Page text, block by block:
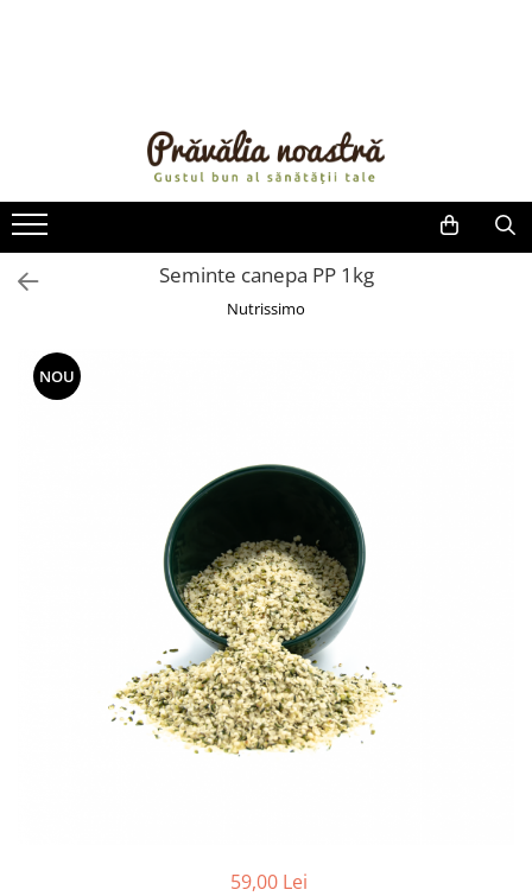
ULEIURI ȘI UNTURI
MĂSLINE
FRUCTE DESHIDRATATE
FRUCTE LA CONSERVĂ
OȚETURI ȘI SOSURI
BĂUTURI / LAPTE VEGETAL
CREME ȘI PASTE TARTINABILE
CIOCOLATĂ ȘI CACAO
HEALTHY SNACKS
SUPERALIMENTE
Seminte canepa PP 1kg
Nutrissimo
NOU
59,00 Lei